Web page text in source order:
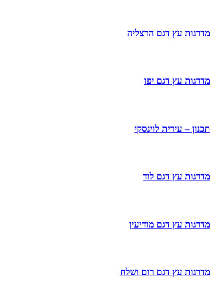
מדרגות עץ דגם הרצליה
מדרגות עץ דגם יפו
תכנון – עירית לוינסקי
מדרגות עץ דגם לוד
מדרגות עץ דגם מודיעין
מדרגות עץ דגם רום ושלח